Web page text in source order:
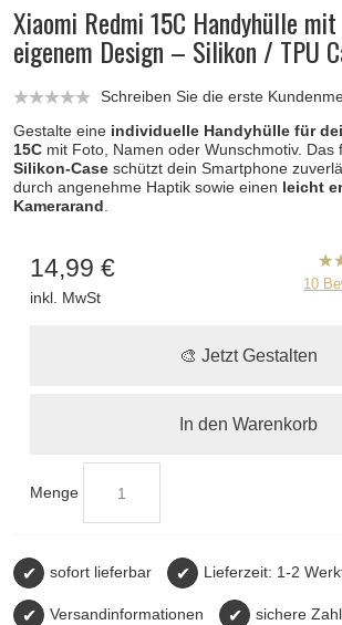
Xiaomi Redmi 15C Handyhülle
eigenem Design – Silikon / TPU
Schreiben Sie die erste
Gestalte eine individuelle Handyhülle für
15C mit Foto, Namen oder Wunschmotiv. Das
Silikon-Case schützt dein Smartphone
durch angenehme Haptik sowie einen leicht
Kamerarand
14,99 €
inkl. MwSt
10
🎨 Jetzt Gestalten
In den Warenkorb
Menge
✔ sofort lieferbar ✔ Lieferzeit: 1-2
✔ Versandinformationen ✔ sichere